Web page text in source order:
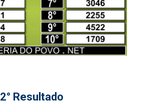
2° Resultado